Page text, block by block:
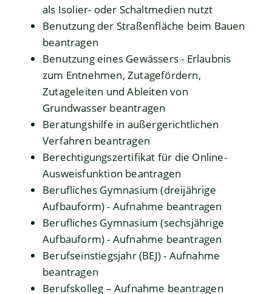
als Isolier- oder Schaltmedien nutzt
Benutzung der Straßenfläche beim Bauen
beantragen
Benutzung eines Gewässers - Erlaubnis
zum Entnehmen, Zutagefördern,
Zutageleiten und Ableiten von
Grundwasser beantragen
Beratungshilfe in außergerichtlichen
Verfahren beantragen
Berechtigungszertifikat für die Online-
Ausweisfunktion beantragen
Berufliches Gymnasium (dreijährige
Aufbauform) - Aufnahme beantragen
Berufliches Gymnasium (sechsjährige
Aufbauform) - Aufnahme beantragen
Berufseinstiegsjahr (BEJ) - Aufnahme
beantragen
Berufskolleg – Aufnahme beantragen